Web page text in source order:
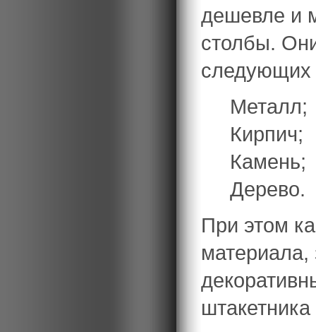
дешевле и
столбы.
следующих
Металл;
Кирпич;
Камень;
Дерево.
При этом
материала,